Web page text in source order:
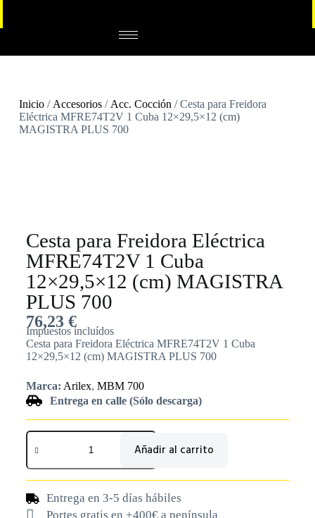
Inicio/ Accesorios/ Acc. Cocción / Cesta para Freidora
Eléctrica MFRE74T2V 1 Cuba 12×29,5×12 (cm)
MAGISTRA PLUS 700
Cesta para Freidora Eléctrica
MFRE74T2V 1 Cuba
12×29,5×12 (cm) MAGISTRA
PLUS 700
76,23 €
Impuestos incluídos
Cesta para Freidora Eléctrica MFRE74T2V 1 Cuba
12×29,5×12 (cm) MAGISTRA PLUS 700
Marca: Arilex, MBM 700
Entrega en calle (Sólo descarga)
Añadir al carrito
Entrega en 3-5 días hábiles
Portes gratis en +400€ a península